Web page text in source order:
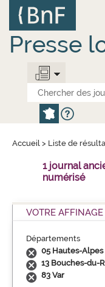
contenu
principal
Presse
Accueil > Liste de
1 journal
numérisé
VOTRE AFFINAGE
Départements
05 Hautes-Alpes
13 Bouches-du-
83 Var
Panneau de gestion des